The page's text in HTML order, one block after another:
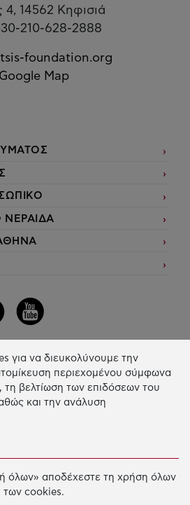
4, 14562 Κηφισιά
210-628-2888
foundation.org
Google Map
ΔΕΞΙΟΤΗΤΩΝ
ΑΝΑΠΤΥΞΗ
για να διευκολύνουμε την
περιεχομένου σύμφωνα
τη βελτίωση των επιδόσεων του
και την ανάλυση
όλων» αποδέχεστε τη χρήση όλων
των cookies.